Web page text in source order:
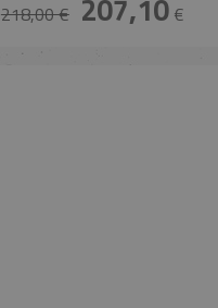
218,00 € 207,10€